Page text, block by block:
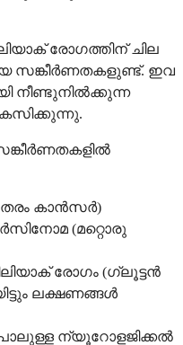
രോഗത്തിന് ചില
സങ്കീർണതകളുണ്ട്. ഇവ
നീണ്ടുനിൽക്കുന്ന
കാൻസർ)
(മറ്റൊരു
രോഗം (ഗ്ലൂട്ടൻ
ലക്ഷണങ്ങൾ
ന്യൂറോളജിക്കൽ